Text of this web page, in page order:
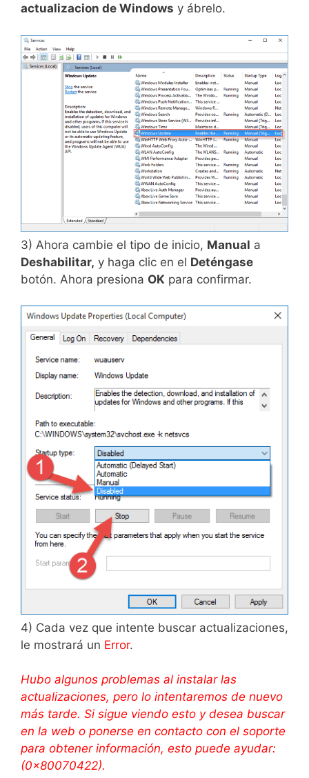
actualizacion de Windows y ábrelo.
3) Ahora cambie el tipo de inicio, Manual a
Deshabilitar, y haga clic en el Deténgase
botón. Ahora presiona OK para confirmar.
4) Cada vez que intente buscar actualizaciones,
le mostrará un Error.
Hubo algunos problemas al instalar las
actualizaciones, pero lo intentaremos de nuevo
más tarde. Si sigue viendo esto y desea buscar
en la web o ponerse en contacto con el soporte
para obtener información, esto puede ayudar:
(0x80070422).